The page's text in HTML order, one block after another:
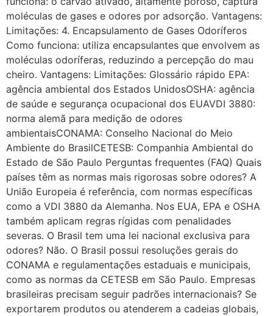
moléculas de gases e odores por adsorção. Vantagens:
Limitações: 4. Encapsulamento de Gases Odoríferos
Como funciona: utiliza encapsulantes que envolvem as
moléculas odoríferas, reduzindo a percepção do mau
cheiro. Vantagens: Limitações: Glossário rápido EPA:
agência ambiental dos Estados UnidosOSHA: agência
de saúde e segurança ocupacional dos EUAVDI 3880:
norma alemã para medição de odores
ambientaisCONAMA: Conselho Nacional do Meio
Ambiente do BrasilCETESB: Companhia Ambiental do
Estado de São Paulo Perguntas frequentes (FAQ) Quais
países têm as normas mais rigorosas sobre odores? A
União Europeia é referência, com normas específicas
como a VDI 3880 da Alemanha. Nos EUA, EPA e OSHA
também aplicam regras rígidas com penalidades
severas. O Brasil tem uma lei nacional exclusiva para
odores? Não. O Brasil possui resoluções gerais do
CONAMA e regulamentações estaduais e municipais,
como as normas da CETESB em São Paulo. Empresas
brasileiras precisam seguir padrões internacionais? Se
exportarem produtos ou atenderem a cadeias globais,